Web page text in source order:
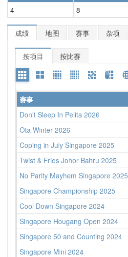
4
8
成绩 地图 赛事 杂项
按项目 按比赛
赛事
Don't Sleep In Pelita 2026
Ota Winter 2026
Coping in July Singapore 2025
Twist & Fries Johor Bahru 2025
No Parity Mayhem Singapore 2025
Singapore Championship 2025
Cool Down Singapore 2024
Singapore Hougang Open 2024
Singapore 50 and Counting 2024
Singapore Mini 2024